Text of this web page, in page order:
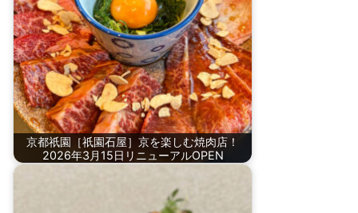
京都祇園［祇園石屋］京を楽しむ焼肉店！
2026年3月15日リニューアルOPEN